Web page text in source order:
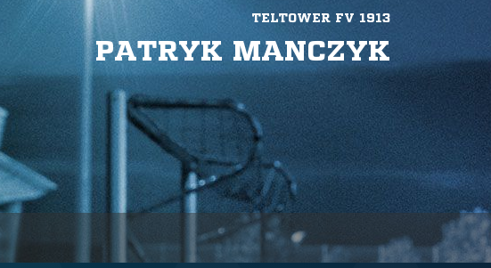
TELTOWER FV 1913
PATRYK MANCZYK